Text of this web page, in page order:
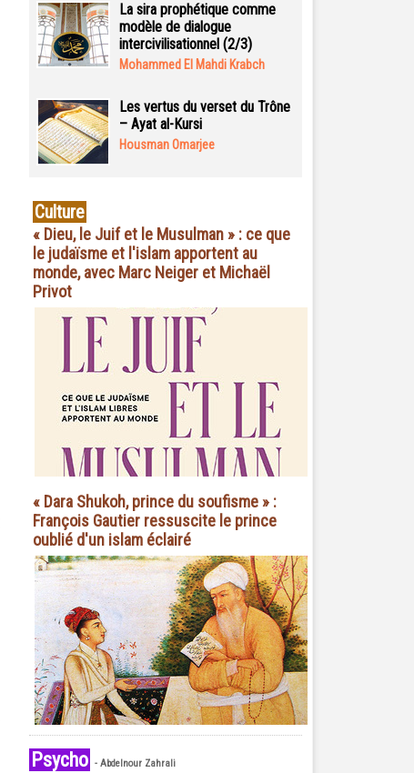
La sira prophétique comme
modèle de dialogue
intercivilisationnel (2/3)
Mohammed El Mahdi Krabch
Les vertus du verset du Trône
– Ayat al-Kursi
Housman Omarjee
Culture
« Dieu, le Juif et le Musulman » : ce que
le judaïsme et l'islam apportent au
monde, avec Marc Neiger et Michaël
Privot
« Dara Shukoh, prince du soufisme » :
François Gautier ressuscite le prince
oublié d'un islam éclairé
Psycho - Abdelnour Zahrali